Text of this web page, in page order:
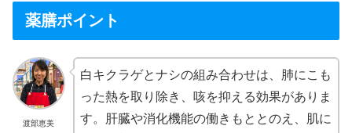
薬膳ポイント
渡部恵美
白キクラゲとナシの組み合わせは、肺にこも
った熱を取り除き、咳を抑える効果がありま
す。肝臓や消化機能の働きもととのえ、肌に